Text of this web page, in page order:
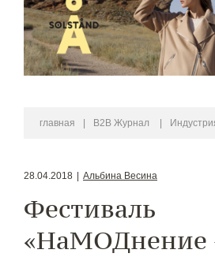
главная B2B Журнал
28.04.2018 Альбина Весина
Фестиваль
«НаМОДнение